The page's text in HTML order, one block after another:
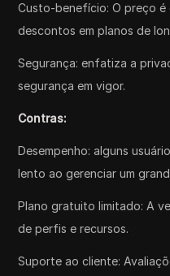
Custo-benefício: O preço
descontos em planos de
Segurança: enfatiza a
segurança em vigor.
Contras:
Desempenho: alguns
lento ao gerenciar um
Plano gratuito limitado: A
de perfis e recursos.
Suporte ao cliente: